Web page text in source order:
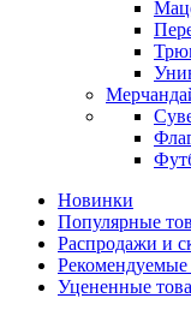
Новинки
Популярные
Распродажи и
Уцененные